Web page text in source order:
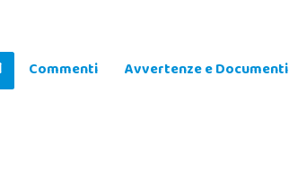
Commenti
Avvertenze e Documenti